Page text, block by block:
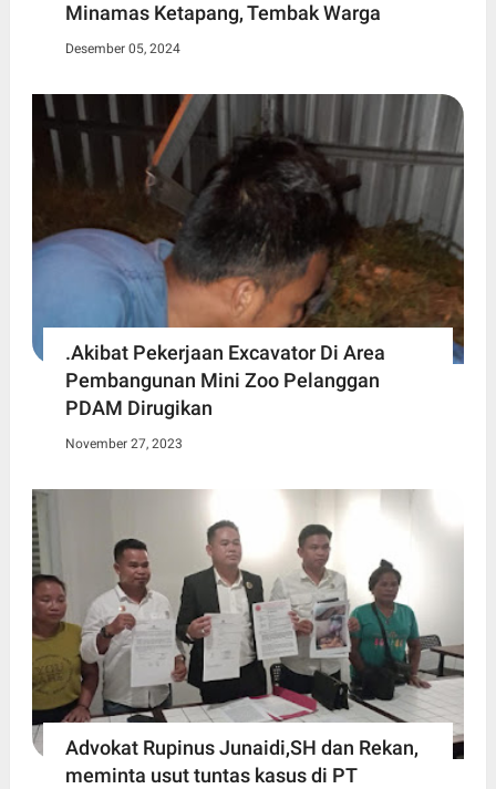
Minamas Ketapang, Tembak Warga
Desember 05, 2024
.Akibat Pekerjaan Excavator Di Area
Pembangunan Mini Zoo Pelanggan
PDAM Dirugikan
November 27, 2023
Advokat Rupinus Junaidi,SH dan Rekan,
meminta usut tuntas kasus di PT